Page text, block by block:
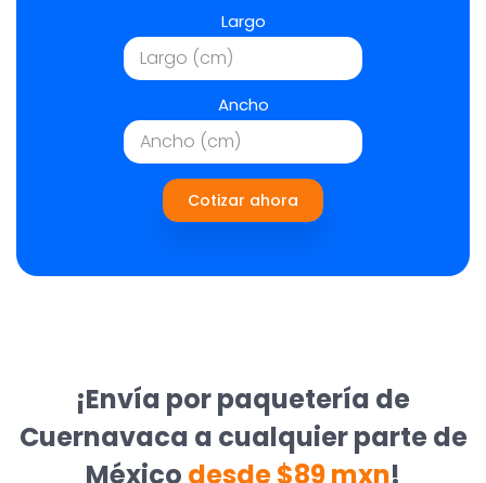
Largo
Ancho
Cotizar ahora
¡Envía por paquetería de
Cuernavaca a cualquier parte de
México desde $89 mxn!